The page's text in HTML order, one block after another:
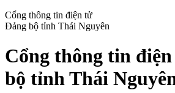
Cổng thông tin điện tử
Đảng bộ tỉnh Thái Nguyên
Cổng thông tin
bộ tỉnh Thái